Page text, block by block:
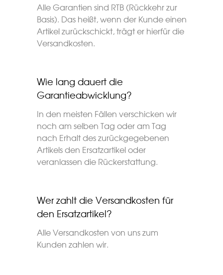
Alle Garantien sind RTB (Rückkehr zur
Basis). Das heißt, wenn der Kunde einen
Artikel zurückschickt, trägt er hierfür die
Versandkosten.
Wie lang dauert die
Garantieabwicklung?
In den meisten Fällen verschicken wir
noch am selben Tag oder am Tag
nach Erhalt des zurückgegebenen
Artikels den Ersatzartikel oder
veranlassen die Rückerstattung.
Wer zahlt die Versandkosten für
den Ersatzartikel?
Alle Versandkosten von uns zum
Kunden zahlen wir.